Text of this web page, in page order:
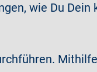
wie Du Dein